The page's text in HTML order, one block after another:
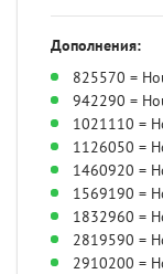
Дополнения:
825570 =
942290 =
1021110 =
1126050 =
1460920 =
1569190 =
1832960 =
2819590 =
2910200 =